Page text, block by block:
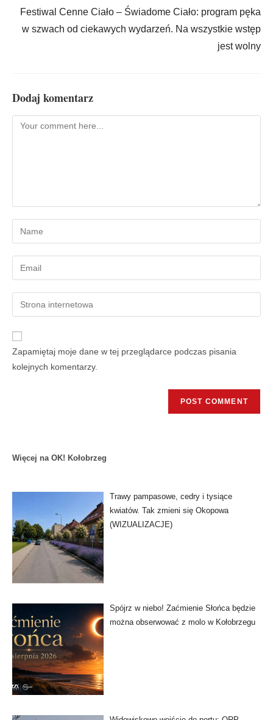
Festiwal Cenne Ciało – Świadome Ciało: program pęka
w szwach od ciekawych wydarzeń. Na wszystkie wstęp
jest wolny
Dodaj komentarz
Zapamiętaj moje dane w tej przeglądarce podczas pisania
kolejnych komentarzy.
Więcej na OK! Kołobrzeg
Trawy pampasowe, cedry i tysiące
kwiatów. Tak zmieni się Okopowa
(WIZUALIZACJE)
Spójrz w niebo! Zaćmienie Słońca będzie
można obserwować z molo w Kołobrzegu